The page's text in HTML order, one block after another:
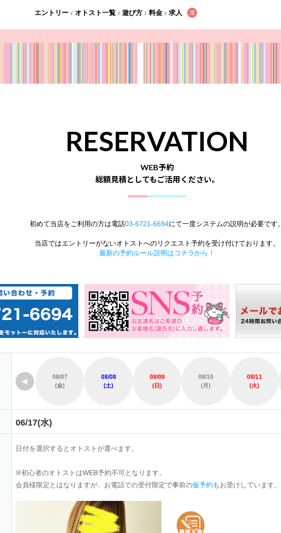
エントリー / オトスト一覧 / 遊び方 / 料金 / 求人
RESERVATION
WEB予約
総額見積としてもご活用ください。
初めて当店をご利用の方は電話03-6721-6694にて一度システムの説明が必要です。
当店ではエントリーがないオトストへのリクエスト予約を受け付けております。
最新の予約ルール説明はコチラから！
◀
08/07
(金)
08/08
(土)
08/09
(日)
08/10
(月)
08/11
(火)
06/17(水)
日付を選択するとオトストが選べます。
※初心者のオトストはWEB予約不可となります。
会員様限定とはなりますが、お電話での受付限定で事前の仮予約もお受けしています。